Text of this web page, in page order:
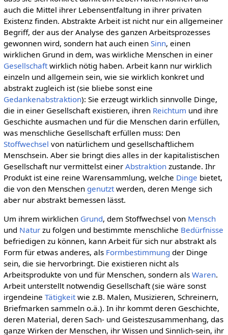
auch die Mittel ihrer Lebensentfaltung in ihrer privaten
Existenz finden. Abstrakte Arbeit ist nicht nur ein allgemeiner
Begriff, der aus der Analyse des ganzen Arbeitsprozesses
gewonnen wird, sondern hat auch einen Sinn, einen
wirklichen Grund in dem, was wirkliche Menschen in einer
Gesellschaftwirklich nötig haben. Arbeit kann nur wirklich
einzeln und allgemein sein, wie sie wirklich konkret und
abstrakt zugleich ist (sie bliebe sonst eine
Gedankenabstraktion): Sie erzeugt wirklich sinnvolle Dinge,
die in einer Gesellschaft existieren, ihren Reichtum und ihre
Geschichte ausmachen und für die Menschen darin erfüllen,
was menschliche Gesellschaft erfüllen muss: Den
Stoffwechsel von natürlichem und gesellschaftlichem
Menschsein. Aber sie bringt dies alles in der kapitalistischen
Gesellschaft nur vermittelst einer Abstraktionzustande. Ihr
Produkt ist eine reine Warensammlung, welche Dinge bietet,
die von den Menschen genutztwerden, deren Menge sich
aber nur abstrakt bemessen lässt.
Um ihrem wirklichen Grund, dem Stoffwechsel von Mensch
und Naturzu folgen und bestimmte menschliche Bedürfnisse
befriedigen zu können, kann Arbeit für sich nur abstrakt als
Form für etwas anderes, als Formbestimmung der Dinge
sein, die sie hervorbringt. Die existieren nicht als
Arbeitsprodukte von und für Menschen, sondern als Waren.
Arbeit unterstellt notwendig Gesellschaft (sie wäre sonst
irgendeine Tätigkeitwie z.B. Malen, Musizieren, Schreinern,
Briefmarken sammeln o.ä.). In ihr kommt deren Geschichte,
deren Material, deren Sach- und Geisteszusammenhang, das
ganze Wirken der Menschen, ihr Wissen und Sinnlich-sein, ihr